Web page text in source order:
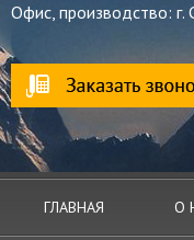
Офис, производство: г.
ГЛАВНАЯ О